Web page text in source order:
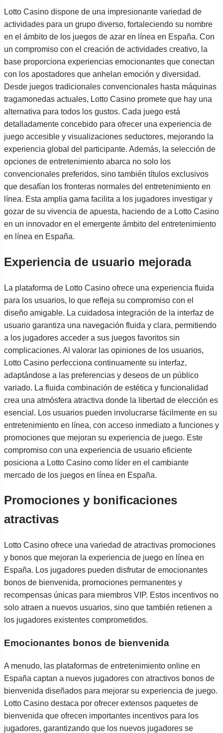
Lotto Casino dispone de una impresionante variedad de
actividades para un grupo diverso, fortaleciendo su nombre
en el ámbito de los juegos de azar en línea en España. Con
un compromiso con el creación de actividades creativo, la
base proporciona experiencias emocionantes que conectan
con los apostadores que anhelan emoción y diversidad.
Desde juegos tradicionales convencionales hasta máquinas
tragamonedas actuales, Lotto Casino promete que hay una
alternativa para todos los gustos. Cada juego está
detalladamente concebido para ofrecer una experiencia de
juego accesible y visualizaciones seductores, mejorando la
experiencia global del participante. Además, la selección de
opciones de entretenimiento abarca no solo los
convencionales preferidos, sino también títulos exclusivos
que desafían los fronteras normales del entretenimiento en
línea. Esta amplia gama facilita a los jugadores investigar y
gozar de su vivencia de apuesta, haciendo de a Lotto Casino
en un innovador en el emergente ámbito del entretenimiento
en línea en España.
Experiencia de usuario mejorada
La plataforma de Lotto Casino ofrece una experiencia fluida
para los usuarios, lo que refleja su compromiso con el
diseño amigable. La cuidadosa integración de la interfaz de
usuario garantiza una navegación fluida y clara, permitiendo
a los jugadores acceder a sus juegos favoritos sin
complicaciones. Al valorar las opiniones de los usuarios,
Lotto Casino perfecciona continuamente su interfaz,
adaptándose a las preferencias y deseos de un público
variado. La fluida combinación de estética y funcionalidad
crea una atmósfera atractiva donde la libertad de elección es
esencial. Los usuarios pueden involucrarse fácilmente en su
entretenimiento en línea, con acceso inmediato a funciones y
promociones que mejoran su experiencia de juego. Este
compromiso con una experiencia de usuario eficiente
posiciona a Lotto Casino como líder en el cambiante
mercado de los juegos en línea en España.
Promociones y bonificaciones
atractivas
Lotto Casino ofrece una variedad de atractivas promociones
y bonos que mejoran la experiencia de juego en línea en
España. Los jugadores pueden disfrutar de emocionantes
bonos de bienvenida, promociones permanentes y
recompensas únicas para miembros VIP. Estos incentivos no
solo atraen a nuevos usuarios, sino que también retienen a
los jugadores existentes comprometidos.
Emocionantes bonos de bienvenida
A menudo, las plataformas de entretenimiento online en
España captan a nuevos jugadores con atractivos bonos de
bienvenida diseñados para mejorar su experiencia de juego.
Lotto Casino destaca por ofrecer extensos paquetes de
bienvenida que ofrecen importantes incentivos para los
jugadores, garantizando que los nuevos jugadores se